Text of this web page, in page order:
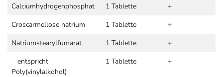
Calciumhydrogenphosphat
1 Tablette
+
Croscarmellose natrium
1 Tablette
+
Natriumstearylfumarat
1 Tablette
+
entspricht
Poly(vinylalkohol)
1 Tablette +